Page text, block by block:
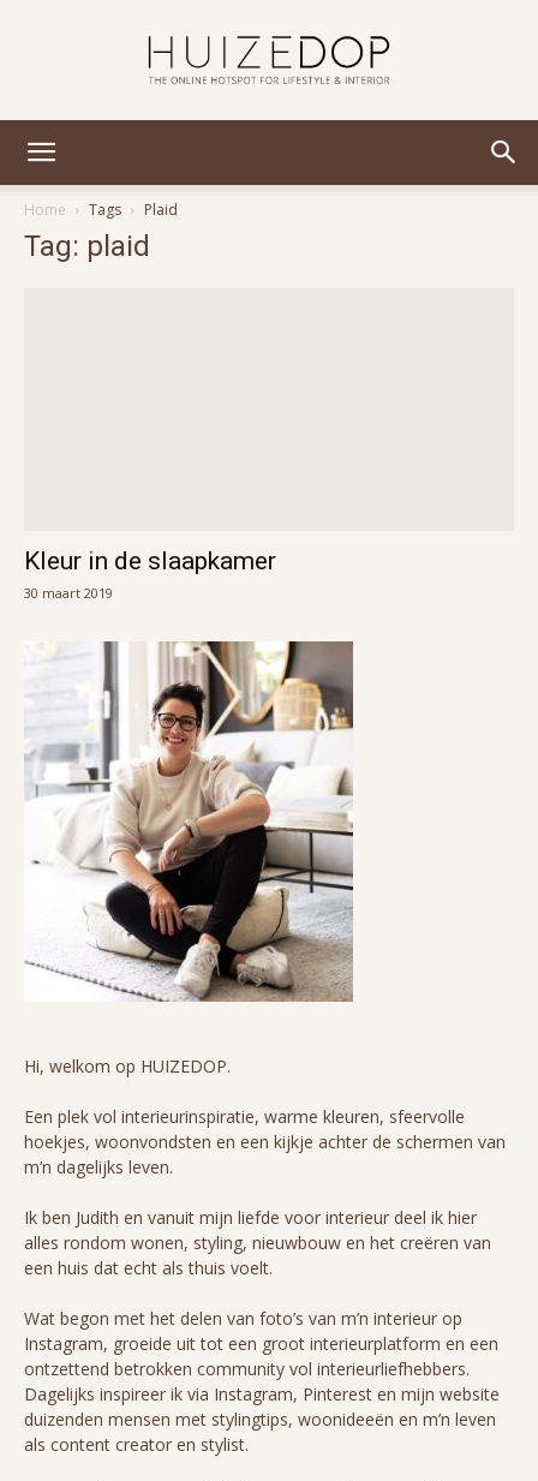
Home
Tags Plaid
Tag: plaid
Kleur in de slaapkamer
30 maart 2019
Hi, welkom op HUIZEDOP.
Een plek vol interieurinspiratie, warme kleuren, sfeervolle
hoekjes, woonvondsten en een kijkje achter de schermen van
m’n dagelijks leven.
Ik ben Judith en vanuit mijn liefde voor interieur deel ik hier
alles rondom wonen, styling, nieuwbouw en het creëren van
een huis dat echt als thuis voelt.
Wat begon met het delen van foto’s van m’n interieur op
Instagram, groeide uit tot een groot interieurplatform en een
ontzettend betrokken community vol interieurliefhebbers.
Dagelijks inspireer ik via Instagram, Pinterest en mijn website
duizenden mensen met stylingtips, woonideeën en m’n leven
als content creator en stylist.